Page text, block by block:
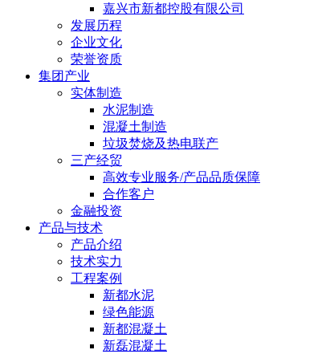
嘉兴市新都控股有限公司
发展历程
企业文化
荣誉资质
集团产业
实体制造
水泥制造
混凝土制造
垃圾焚烧及热电联产
三产经贸
高效专业服务/产品品质保障
合作客户
金融投资
产品与技术
产品介绍
技术实力
工程案例
新都水泥
绿色能源
新都混凝土
新磊混凝土